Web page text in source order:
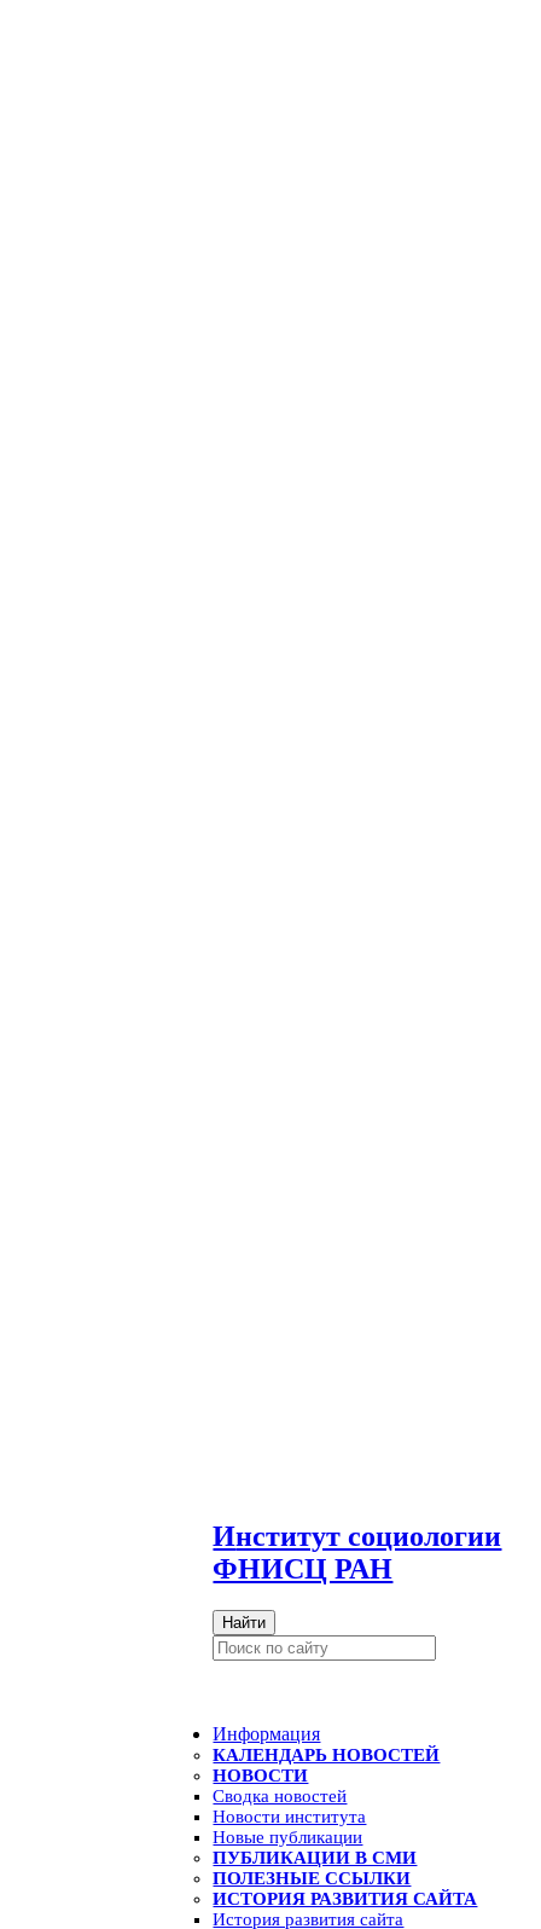
Институт социологии
ФНИСЦ РАН
Найти
Информация
КАЛЕНДАРЬ НОВОСТЕЙ
НОВОСТИ
Сводка новостей
Новости института
Новые публикации
ПУБЛИКАЦИИ В СМИ
ПОЛЕЗНЫЕ ССЫЛКИ
ИСТОРИЯ РАЗВИТИЯ САЙТА
История развития сайта